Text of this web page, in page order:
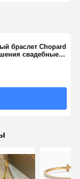
браслет Chopard
свадебные